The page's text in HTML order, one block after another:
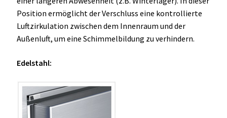
Position ermöglicht der Verschluss eine kontrollierte
Luftzirkulation zwischen dem Innenraum und der
Außenluft, um eine Schimmelbildung zu verhindern.
Edelstahl: